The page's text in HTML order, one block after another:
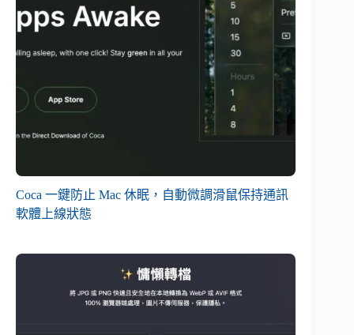
Coca 一鍵防止 Mac 休眠，自動微調滑鼠保持通訊
軟體上線狀態